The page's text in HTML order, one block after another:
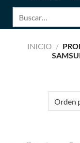
INICIO /